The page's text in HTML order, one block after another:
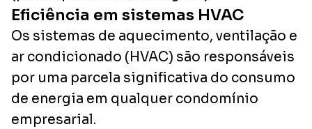
Eficiência em sistemas HVAC
Os sistemas de aquecimento, ventilação e
ar condicionado (HVAC) são responsáveis
por uma parcela significativa do consumo
de energia em qualquer condomínio
empresarial.